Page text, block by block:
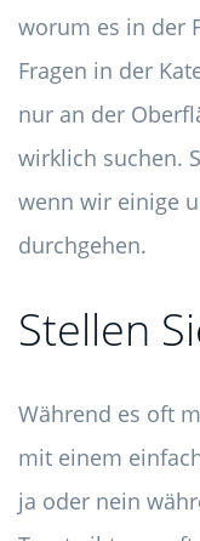
worum es in der
Fragen in der
nur an der
wirklich suchen.
wenn wir einige
durchgehen.
Stellen
Während es oft
mit einem
ja oder nein